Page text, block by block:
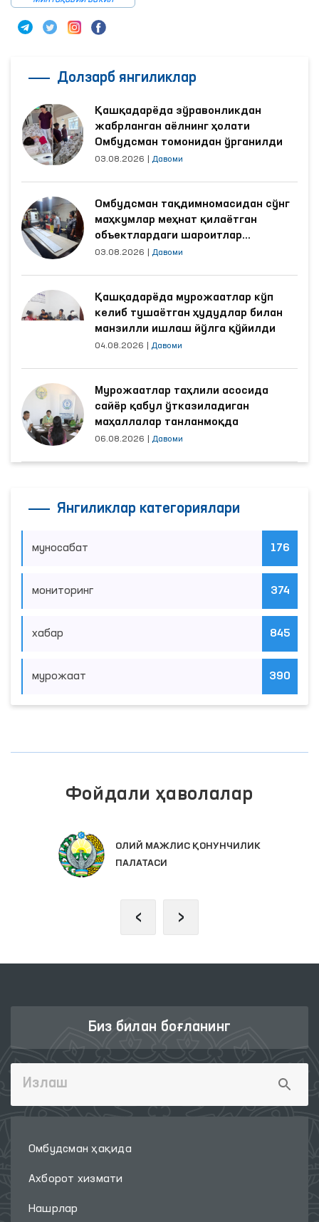
Долзарб янгиликлар
Қашқадарёда зўравонликдан
жабрланган аёлнинг ҳолати
Омбудсман томонидан ўрганилди
03.08.2026 Давоми
Омбудсман тақдимномасидан сўнг
маҳкумлар меҳнат қилаётган
объектлардаги шароитлар
яхшиланди
03.08.2026 Давоми
Қашқадарёда мурожаатлар кўп
келиб тушаётган ҳудудлар билан
манзилли ишлаш йўлга қўйилди
04.08.2026 Давоми
Мурожаатлар таҳлили асосида
сайёр қабул ўтказиладиган
маҳаллалар танланмоқда
06.08.2026 Давоми
Янгиликлар категориялари
муносабат 176
мониторинг 374
хабар 845
мурожаат 390
Фойдали ҳаволалар
ОЛИЙ МАЖЛИС ҚОНУНЧИЛИК
ПАЛАТАСИ
‹ ›
Биз билан боғланинг
Омбудсман ҳақида
Ахборот хизмати
Нашрлар